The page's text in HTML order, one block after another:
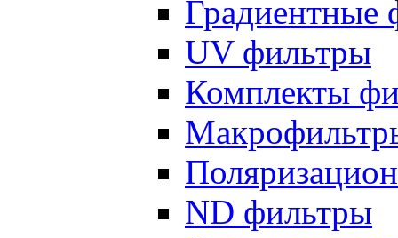
Градиентные
UV фильтры
Комплекты
ND фильтры